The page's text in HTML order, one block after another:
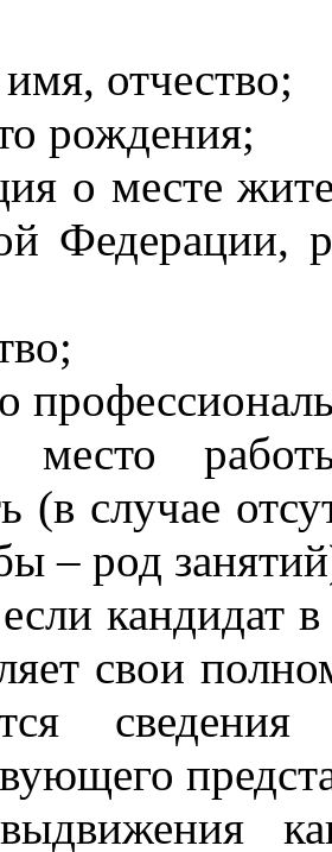
отчество;
рождения;
о месте
Федерации,
место
(в случае
– род
если кандидат
свои